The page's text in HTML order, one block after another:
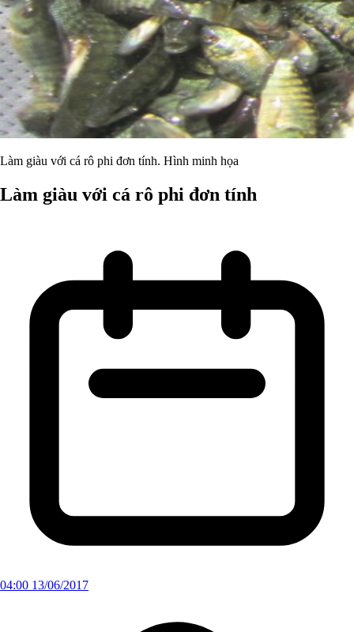
Làm giàu với cá rô phi đơn tính. Hình minh họa
Làm giàu với cá rô phi đơn tính
04:00 13/06/2017